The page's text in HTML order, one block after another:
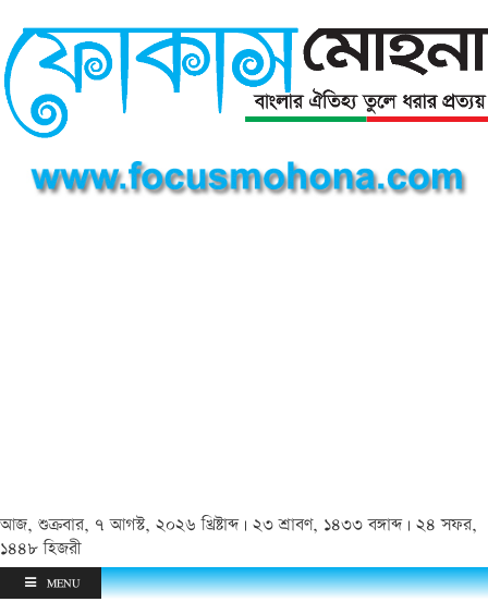
আজ, শুক্রবার, ৭ আগস্ট, ২০২৬ খ্রিষ্টাব্দ | ২৩ শ্রাবণ, ১৪৩৩ বঙ্গাব্দ | ২৪ সফর,
১৪৪৮ হিজরী
MENU